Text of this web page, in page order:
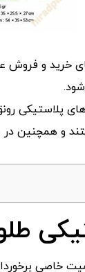
خرید و فروش
پلاستیکی
و همچنین در
خاصی